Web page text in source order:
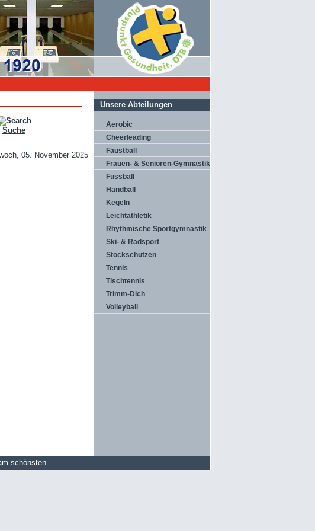
Suche
05. November 2025
Unsere Abteilungen
Aerobic
Cheerleading
Faustball
Frauen- & Senioren-Gymnastik
Fussball
Handball
Kegeln
Leichtathletik
Rhythmische Sportgymnastik
Ski- & Radsport
Stockschützen
Tennis
Tischtennis
Trimm-Dich
Volleyball
schönsten